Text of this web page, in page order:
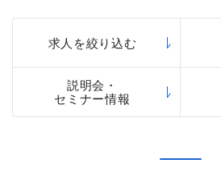
求人を絞り込む
説明会・
セミナー情報